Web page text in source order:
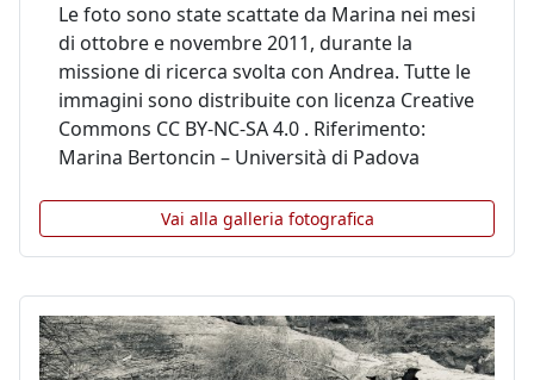
Le foto sono state scattate da Marina nei mesi
di ottobre e novembre 2011, durante la
missione di ricerca svolta con Andrea. Tutte le
immagini sono distribuite con licenza Creative
Commons CC BY-NC-SA 4.0 . Riferimento:
Marina Bertoncin – Università di Padova
Vai alla galleria fotografica